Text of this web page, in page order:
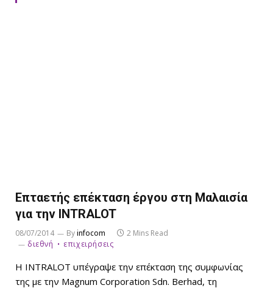
Επταετής επέκταση έργου στη Μαλαισία
για την INTRALOT
08/07/2014 Byinfocom
2 Mins Read
διεθνή
επιχειρήσεις
Η INTRALOT υπέγραψε την επέκταση της συμφωνίας
της με την Magnum Corporation Sdn. Berhad, τη